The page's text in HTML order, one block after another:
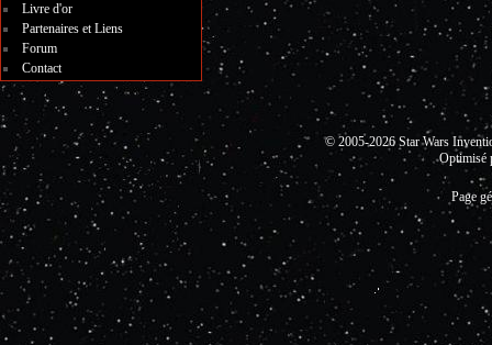
Livre d'or
Partenaires et Liens
Forum
Contact
© 2005-2026 Star Wars
Optimisé
Page